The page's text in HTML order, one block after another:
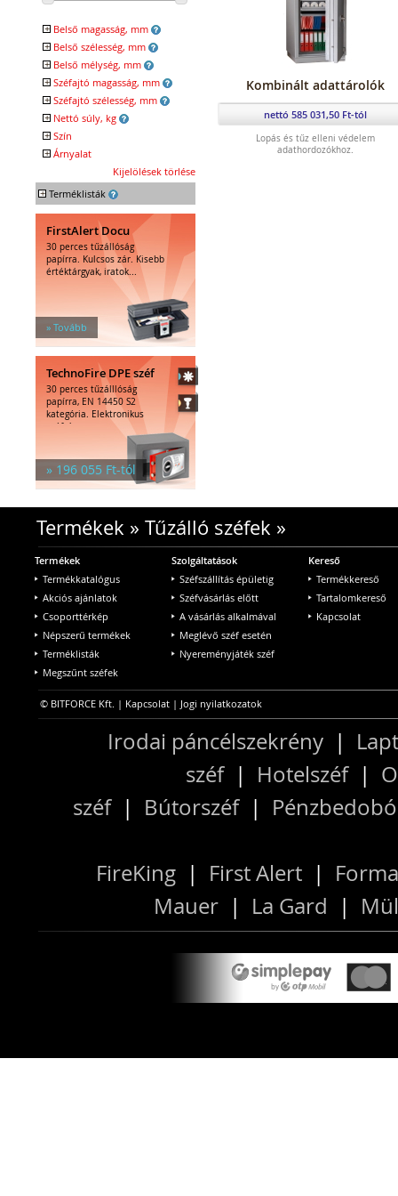
EN 1143-1 III
VdS 2450 III
+ Belső magasság, mm
+ Belső szélesség, mm
+ Belső mélység, mm
+ Széfajtó magasság, mm
+ Széfajtó szélesség, mm
+ Nettó súly, kg
+ Szín
fehér
+ Árnyalat
világos
Kijelölések törlése
+ Terméklisták
FirstAlert Docu
30 perces tűzállóság
papírra. Kulcsos zár. Kisebb
értéktárgyak, iratok...
» Tovább
TechnoFire DPE széf
30 perces tűzálllóság
papírra, EN 14450 S2
kategória. Elektronikus
széfzár.
» 196 055 Ft-tól
Kombinált adattárolók
nettó 585 031,50 Ft-tól
Lopás és tűz elleni védelem
adathordozókhoz.
Termékek » Tűzálló széfek »
Termékek
Termékkatalógus
Akciós ajánlatok
Csoporttérkép
Népszerű termékek
Terméklisták
Megszűnt széfek
Szolgáltatások
Széfszállítás épületig
Széfvásárlás előtt
A vásárlás alkalmával
Meglévő széf esetén
Nyereményjáték széf
Kereső
Termékkereső
Tartalomkereső
Kapcsolat
© BITFORCE Kft. | Kapcsolat | Jogi nyilatkozatok
Irodai páncélszekrény |
széf| Hotelszéf|
széf| Bútorszéf|
FireKing | First Alert |
Mauer | La Gard |